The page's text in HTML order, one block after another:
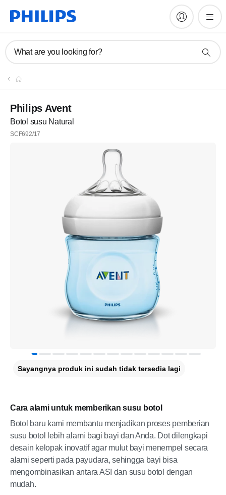
What are you looking for?
Daftar
Philips Avent
Botol susu Natural
SCF692/17
Cara alami untuk memberikan susu botol
Botol baru kami membantu menjadikan proses pemberian
susu botol lebih alami bagi bayi dan Anda. Dot dilengkapi
desain kelopak inovatif agar mulut bayi menempel secara
alami seperti pada payudara, sehingga bayi bisa
mengombinasikan antara ASI dan susu botol dengan
mudah.
Sayangnya produk ini sudah tidak tersedia lagi